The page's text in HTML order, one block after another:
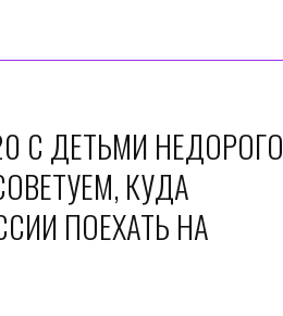
С ДЕТЬМИ НЕДОРОГО
КУДА
ПОЕХАТЬ НА